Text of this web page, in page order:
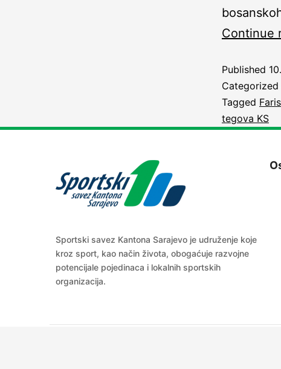
Continue
Published
Categorized
Tagged
tegova KS
Sportski savez Kantona Sarajevo je udruženje koje
kroz sport, kao način života, obogaćuje razvojne
potencijale pojedinaca i lokalnih sportskih
organizacija.